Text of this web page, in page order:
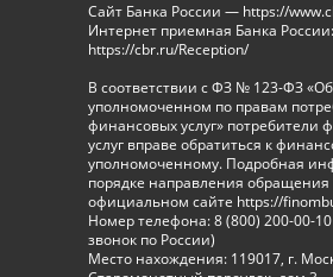
Сайт Банка России — https://
Интернет приемная Банка России:
https://cbr.ru/Reception/
В соответствии с ФЗ № 123-ФЗ «Об
уполномоченном по правам
финансовых услуг» потребители
услуг вправе обратиться к
уполномоченному. Подробная
порядке направления
официальном сайте https://
Номер телефона: 8 (800) 200-00-
звонок по России)
Место нахождения: 119017, г.